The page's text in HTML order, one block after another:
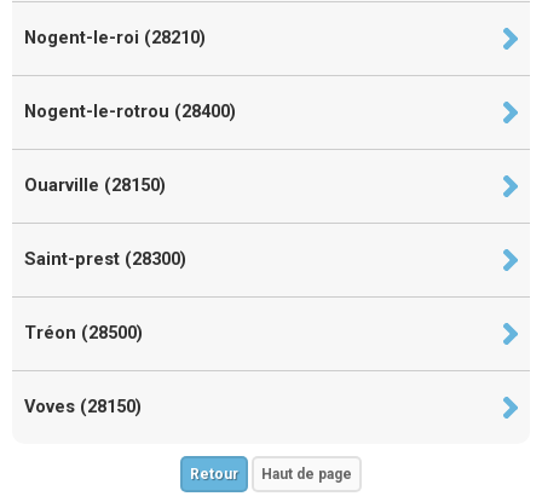
Nogent-le-roi (28210)
Nogent-le-rotrou (28400)
Ouarville (28150)
Saint-prest (28300)
Tréon (28500)
Voves (28150)
Retour Haut de page